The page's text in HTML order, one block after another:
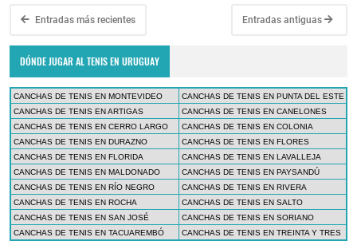
Entradas más recientes Entradas antiguas
DÓNDE JUGAR AL TENIS EN URUGUAY
CANCHAS DE TENIS EN MONTEVIDEO
CANCHAS DE TENIS EN PUNTA DEL ESTE
CANCHAS DE TENIS EN ARTIGAS
CANCHAS DE TENIS EN CANELONES
CANCHAS DE TENIS EN CERRO LARGO
CANCHAS DE TENIS EN COLONIA
CANCHAS DE TENIS EN DURAZNO
CANCHAS DE TENIS EN FLORES
CANCHAS DE TENIS EN FLORIDA
CANCHAS DE TENIS EN LAVALLEJA
CANCHAS DE TENIS EN MALDONADO
CANCHAS DE TENIS EN PAYSANDÚ
CANCHAS DE TENIS EN RÍO NEGRO
CANCHAS DE TENIS EN RIVERA
CANCHAS DE TENIS EN ROCHA
CANCHAS DE TENIS EN SALTO
CANCHAS DE TENIS EN SAN JOSÉ
CANCHAS DE TENIS EN SORIANO
CANCHAS DE TENIS EN TACUAREMBÓ
CANCHAS DE TENIS EN TREINTA Y TRES